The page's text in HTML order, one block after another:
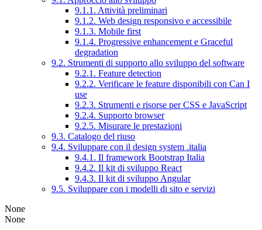
9.1.1. Attività preliminari
9.1.2. Web design responsivo e accessibile
9.1.3. Mobile first
9.1.4. Progressive enhancement e Graceful
degradation
9.2. Strumenti di supporto allo sviluppo del software
9.2.1. Feature detection
9.2.2. Verificare le feature disponibili con Can I
use
9.2.3. Strumenti e risorse per CSS e JavaScript
9.2.4. Supporto browser
9.2.5. Misurare le prestazioni
9.3. Catalogo del riuso
9.4. Sviluppare con il design system .italia
9.4.1. Il framework Bootstrap Italia
9.4.2. Il kit di sviluppo React
9.4.3. Il kit di sviluppo Angular
9.5. Sviluppare con i modelli di sito e servizi
None
None